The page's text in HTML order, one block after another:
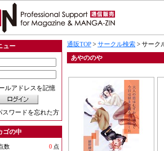
ュー
ルアドレスを記憶
スワードを忘れた方
ゴの中
数 0 点
通販TOP > サークル検索 > サーク
あやののや